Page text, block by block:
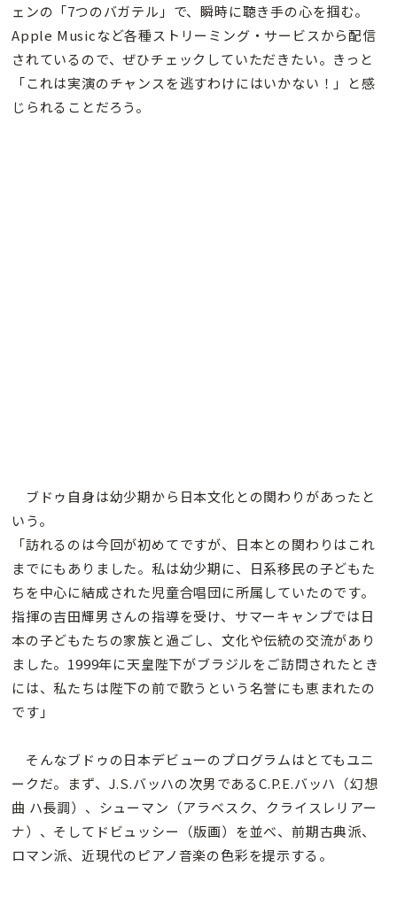
ェンの「7つのバガテル」で、瞬時に聴き手の心を掴む。
Apple Musicなど各種ストリーミング・サービスから配信
されているので、ぜひチェックしていただきたい。きっと
「これは実演のチャンスを逃すわけにはいかない！」と感
じられることだろう。
ブドゥ自身は幼少期から日本文化との関わりがあったと
いう。
「訪れるのは今回が初めてですが、日本との関わりはこれ
までにもありました。私は幼少期に、日系移民の子どもた
ちを中心に結成された児童合唱団に所属していたのです。
指揮の吉田輝男さんの指導を受け、サマーキャンプでは日
本の子どもたちの家族と過ごし、文化や伝統の交流があり
ました。1999年に天皇陛下がブラジルをご訪問されたとき
には、私たちは陛下の前で歌うという名誉にも恵まれたの
です」
そんなブドゥの日本デビューのプログラムはとてもユニ
ークだ。まず、J.S.バッハの次男であるC.P.E.バッハ（幻想
曲 ハ長調）、シューマン（アラベスク、クライスレリアー
ナ）、そしてドビュッシー（版画）を並べ、前期古典派、
ロマン派、近現代のピアノ音楽の色彩を提示する。